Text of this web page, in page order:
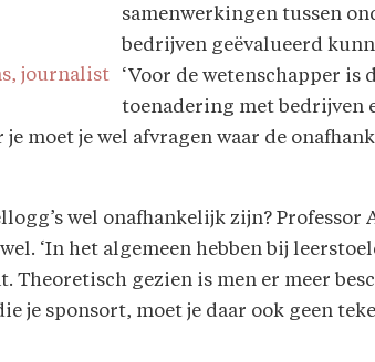
journalist
samenwerkingen tussen
bedrijven geëvalueerd
‘Voor de wetenschapper is
toenadering met bedrijven
moet je wel afvragen waar de
wel onafhankelijk zijn? Professor
‘In het algemeen hebben bij
Theoretisch gezien is men er meer
je sponsort, moet je daar ook geen